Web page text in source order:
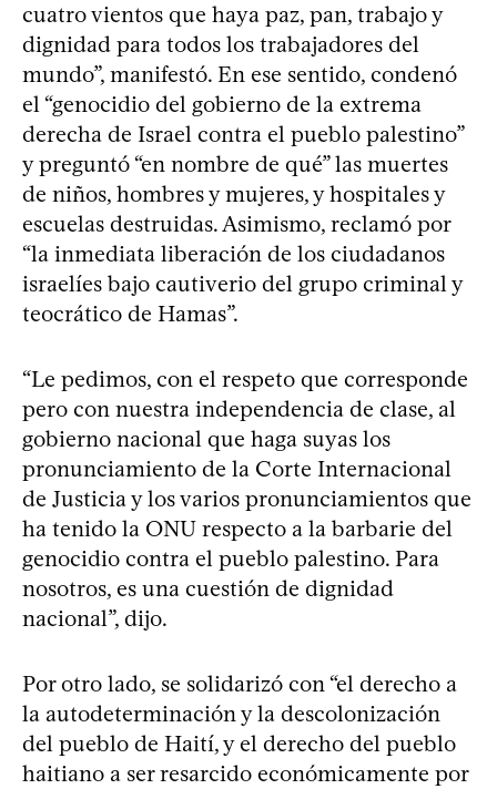
cuatro vientos que haya paz, pan, trabajo y
dignidad para todos los trabajadores del
mundo”, manifestó. En ese sentido, condenó
el “genocidio del gobierno de la extrema
derecha de Israel contra el pueblo palestino”
y preguntó “en nombre de qué” las muertes
de niños, hombres y mujeres, y hospitales y
escuelas destruidas. Asimismo, reclamó por
“la inmediata liberación de los ciudadanos
israelíes bajo cautiverio del grupo criminal y
teocrático de Hamas”.
“Le pedimos, con el respeto que corresponde
pero con nuestra independencia de clase, al
gobierno nacional que haga suyas los
pronunciamiento de la Corte Internacional
de Justicia y los varios pronunciamientos que
ha tenido la ONU respecto a la barbarie del
genocidio contra el pueblo palestino. Para
nosotros, es una cuestión de dignidad
nacional”, dijo.
Por otro lado, se solidarizó con “el derecho a
la autodeterminación y la descolonización
del pueblo de Haití, y el derecho del pueblo
haitiano a ser resarcido económicamente por